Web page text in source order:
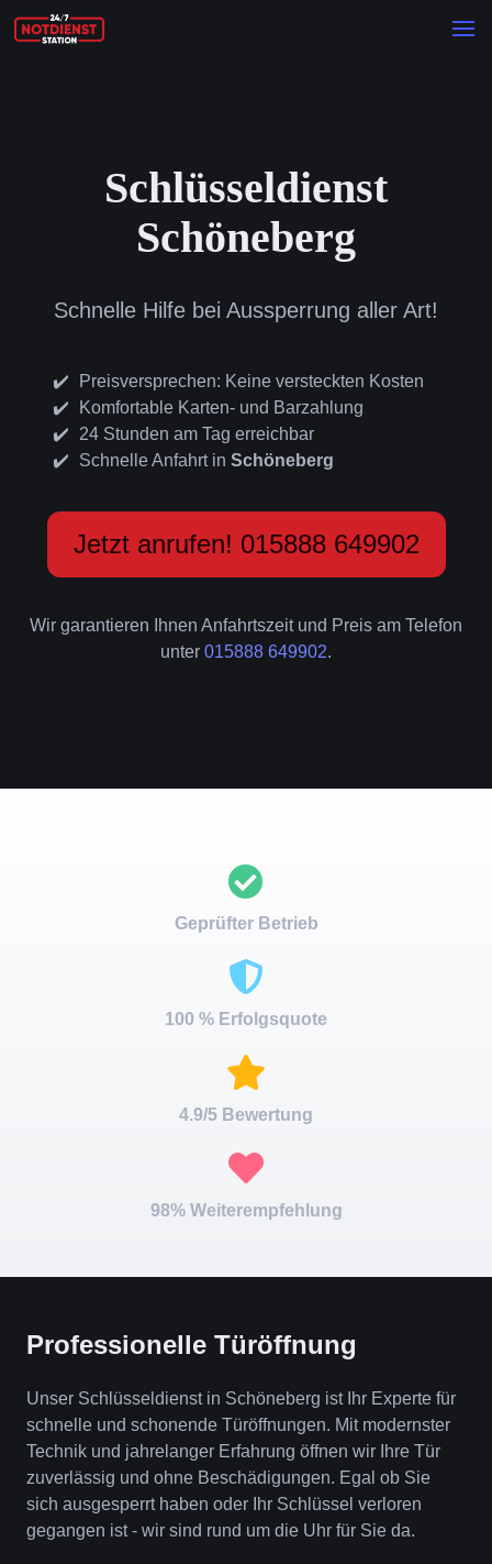
Schlüsseldienst
Schöneberg
Schnelle Hilfe bei Aussperrung aller Art!
Preisversprechen: Keine versteckten Kosten
Komfortable Karten- und Barzahlung
24 Stunden am Tag erreichbar
Schnelle Anfahrt in Schöneberg
Jetzt anrufen! 015888 649902
Wir garantieren Ihnen Anfahrtszeit und Preis am Telefon
unter 015888 649902.
Geprüfter Betrieb
100 % Erfolgsquote
4.9/5 Bewertung
98% Weiterempfehlung
Professionelle Türöffnung
Unser Schlüsseldienst in Schöneberg ist Ihr Experte für
schnelle und schonende Türöffnungen. Mit modernster
Technik und jahrelanger Erfahrung öffnen wir Ihre Tür
zuverlässig und ohne Beschädigungen. Egal ob Sie
sich ausgesperrt haben oder Ihr Schlüssel verloren
gegangen ist - wir sind rund um die Uhr für Sie da.